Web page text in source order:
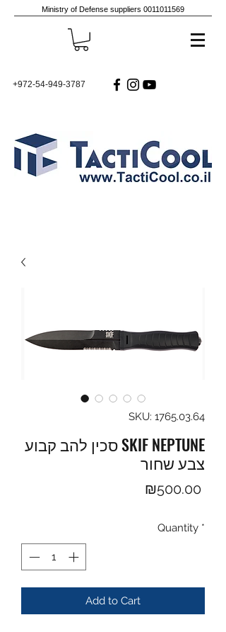
Ministry of Defense suppliers 0011011569
+972-54-949-3787
SKU: 1765.03.64
סכין להב קבוע SKIF NEPTUNE
צבע שחור
₪500.00Price
Quantity *
Add to Cart